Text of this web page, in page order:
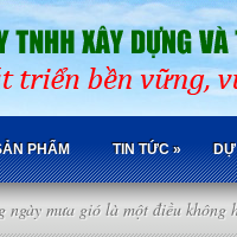
PHẨM TIN TỨC»
ngày mưa gió là một điều không